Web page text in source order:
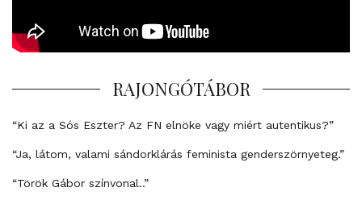
RAJONGÓTÁBOR
“Ki az a Sós Eszter? Az FN elnöke vagy miért autentikus?”
“Ja, látom, valami sándorklárás feminista genderszörnyeteg.”
“Török Gábor színvonal..”